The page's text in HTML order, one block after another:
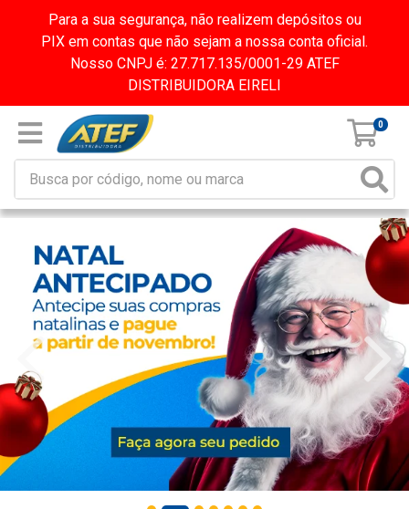
Para a sua segurança, não realizem depósitos ou
PIX em contas que não sejam a nossa conta oficial.
Nosso CNPJ é: 27.717.135/0001-29 ATEF
DISTRIBUIDORA EIRELI
0